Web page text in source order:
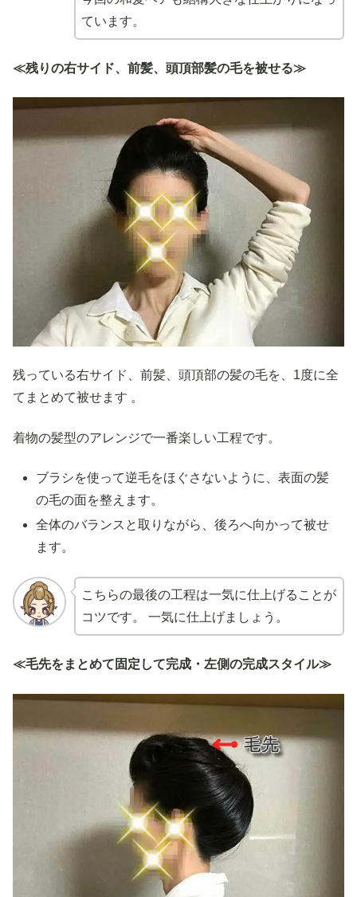
ています。
≪残りの右サイド、前髪、頭頂部髪の毛を被せる≫
残っている右サイド、前髪、頭頂部の髪の毛を、1度に全
てまとめて被せます 。
着物の髪型のアレンジで一番楽しい工程です。
ブラシを使って逆毛をほぐさないように、表面の髪
の毛の面を整えます。
全体のバランスと取りながら、後ろへ向かって被せ
ます。
こちらの最後の工程は一気に仕上げることが
コツです。 一気に仕上げましょう。
≪毛先をまとめて固定して完成・左側の完成スタイル≫